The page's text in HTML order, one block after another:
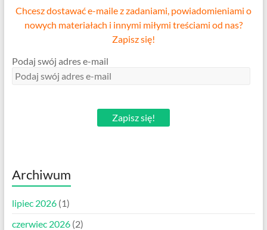
Chcesz dostawać e-maile z zadaniami, powiadomieniami o
nowych materiałach i innymi miłymi treściami od nas?
Zapisz się!
Podaj swój adres e-mail
Zapisz się!
Archiwum
lipiec 2026(1)
czerwiec 2026(2)